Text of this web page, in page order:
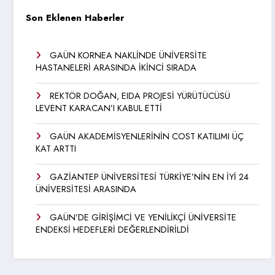
Son Eklenen Haberler
GAÜN KORNEA NAKLİNDE ÜNİVERSİTE
HASTANELERİ ARASINDA İKİNCİ SIRADA
REKTÖR DOĞAN, EIDA PROJESİ YÜRÜTÜCÜSÜ
LEVENT KARACAN’I KABUL ETTİ
GAÜN AKADEMİSYENLERİNİN COST KATILIMI ÜÇ
KAT ARTTI
GAZİANTEP ÜNİVERSİTESİ TÜRKİYE’NİN EN İYİ 24
ÜNİVERSİTESİ ARASINDA
GAÜN’DE GİRİŞİMCİ VE YENİLİKÇİ ÜNİVERSİTE
ENDEKSİ HEDEFLERİ DEĞERLENDİRİLDİ